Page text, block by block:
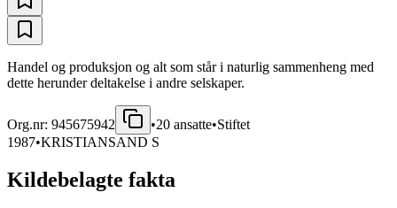
Handel og produksjon og alt som står i naturlig sammenheng med
dette herunder deltakelse i andre selskaper.
Org.nr: 945675942 •20 ansatte•Stiftet
1987•KRISTIANSAND S
Kildebelagte fakta